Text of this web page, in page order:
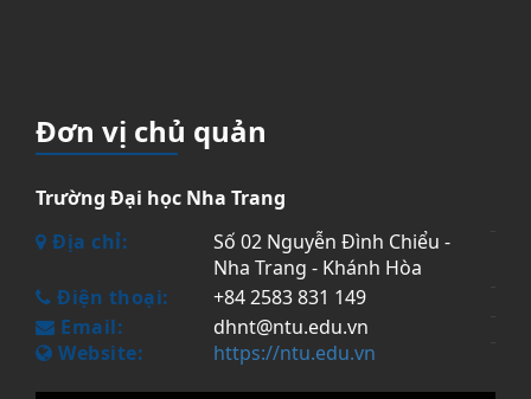
Đơn vị chủ quản
Trường Đại học Nha Trang
Địa chỉ:
Số 02 Nguyễn Đình Chiểu -
Nha Trang - Khánh Hòa
Điện thoại:
+84 2583 831 149
Email:
dhnt@ntu.edu.vn
Website:
https://ntu.edu.vn